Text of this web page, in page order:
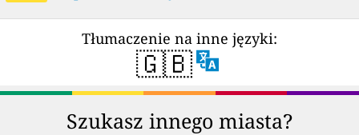
Tłumaczenie na inne języki:
🇬🇧
Szukasz innego miasta?